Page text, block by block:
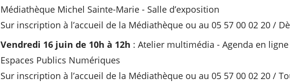
Médiathèque Michel Sainte-Marie - Salle d’exposition
Sur inscription à l’accueil de la Médiathèque ou au 05 57 00 02 20 /
Vendredi 16 juin de 10h à 12h : Atelier multimédia - Agenda en ligne
Espaces Publics Numériques
Sur inscription à l’accueil de la Médiathèque ou au 05 57 00 02 20 /